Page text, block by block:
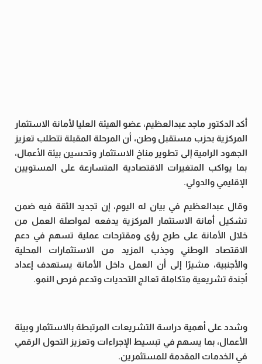
أكد الدكتور ماجد عبدالعظيم، عضو الهيئة العليا لأمانة الاستثمار
المركزية بحزب مستقبل وطن، أن المرحلة المقبلة تتطلب تعزيز
الجهود الرامية إلى تطوير مناخ الاستثمار وتحسين بيئة الأعمال،
بما يواكب المتغيرات الاقتصادية المتسارعة على المستويين
الإقليمي والدولي.
وقال عبدالعظيم في بيان له اليوم، إن تجديد الثقة فيه ضمن
تشكيل أمانة الاستثمار المركزية يدفعه لمواصلة العمل من
خلال الأمانة على طرح رؤى ومقترحات عملية تسهم في دعم
الاقتصاد الوطني وجذب المزيد من الاستثمارات المحلية
والأجنبية، مشيرًا إلى أن العمل داخل الأمانة يستهدف إعداد
أجندة تشريعية متكاملة تعالج التحديات وتدعم فرص النمو.
وشدد على أهمية دراسة التشريعات المرتبطة بالاستثمار وبيئة
الأعمال، بما يسهم في تبسيط الإجراءات وتعزيز التحول الرقمي
في الخدمات المقدمة للمستثمرين.